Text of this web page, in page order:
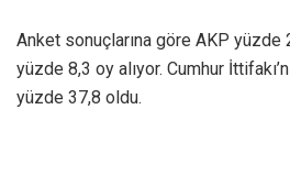
Anket sonuçlarına göre AKP yüzde
yüzde 8,3 oy alıyor. Cumhur
yüzde 37,8 oldu.